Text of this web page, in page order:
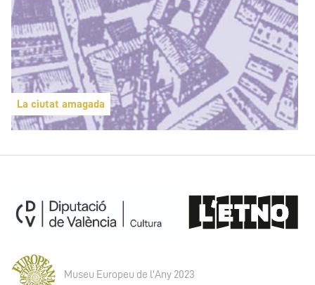
La ciutat amagada
Museu Europeu de l'Any 2023